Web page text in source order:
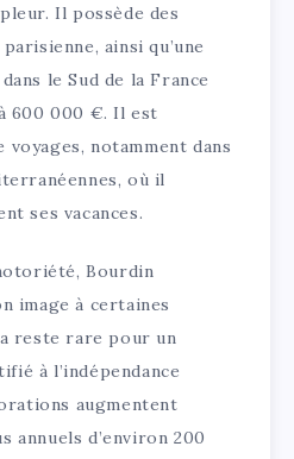
Il possède des
ainsi qu’une
le Sud de la France
600 000 €. Il est
voyages, notamment dans
où il
ses vacances.
Bourdin
image à certaines
reste rare pour un
à l’indépendance
augmentent
annuels d’environ 200